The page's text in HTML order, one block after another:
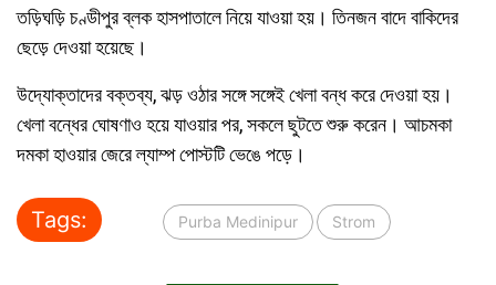
তড়িঘড়ি চণ্ডীপুর ব্লক হাসপাতালে নিয়ে যাওয়া হয়। তিনজন বাদে বাকিদের
ছেড়ে দেওয়া হয়েছে।
উদ্যোক্তাদের বক্তব্য, ঝড় ওঠার সঙ্গে সঙ্গেই খেলা বন্ধ করে দেওয়া হয়।
খেলা বন্ধের ঘোষণাও হয়ে যাওয়ার পর, সকলে ছুটতে শুরু করেন। আচমকা
দমকা হাওয়ার জেরে ল্যাম্প পোস্টটি ভেঙে পড়ে।
Tags: Purba Medinipur Strom